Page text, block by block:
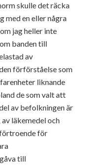
skulle det räcka
en eller några
jag heller inte
banden till
av
förförståelse som
liknande
de som valt att
av befolkningen är
läkemedel och
för
till